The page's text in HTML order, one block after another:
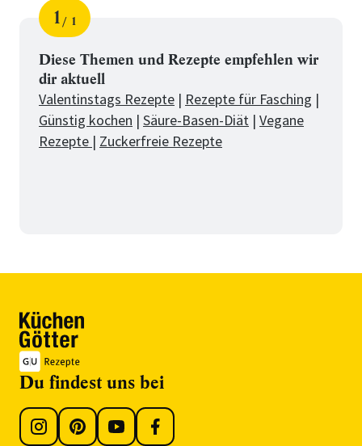
Schritt
1
von
1
für
Beliebte
Suchbegriffe
Diese Themen und Rezepte empfehlen wir
dir aktuell
Valentinstags Rezepte | Rezepte für Fasching |
Günstig kochen | Säure-Basen-Diät | Vegane
Rezepte | Zuckerfreie Rezepte
Du findest uns bei